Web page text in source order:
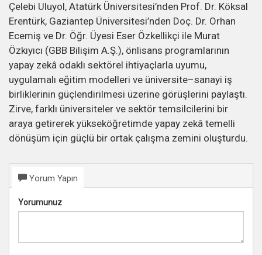
Çelebi Uluyol, Atatürk Üniversitesi’nden Prof. Dr. Köksal
Erentürk, Gaziantep Üniversitesi’nden Doç. Dr. Orhan
Ecemiş ve Dr. Öğr. Üyesi Eser Özkellikçi ile Murat
Özkıyıcı (GBB Bilişim A.Ş.), önlisans programlarının
yapay zekâ odaklı sektörel ihtiyaçlarla uyumu,
uygulamalı eğitim modelleri ve üniversite–sanayi iş
birliklerinin güçlendirilmesi üzerine görüşlerini paylaştı.
Zirve, farklı üniversiteler ve sektör temsilcilerini bir
araya getirerek yükseköğretimde yapay zekâ temelli
dönüşüm için güçlü bir ortak çalışma zemini oluşturdu.
Yorum Yapın
Yorumunuz